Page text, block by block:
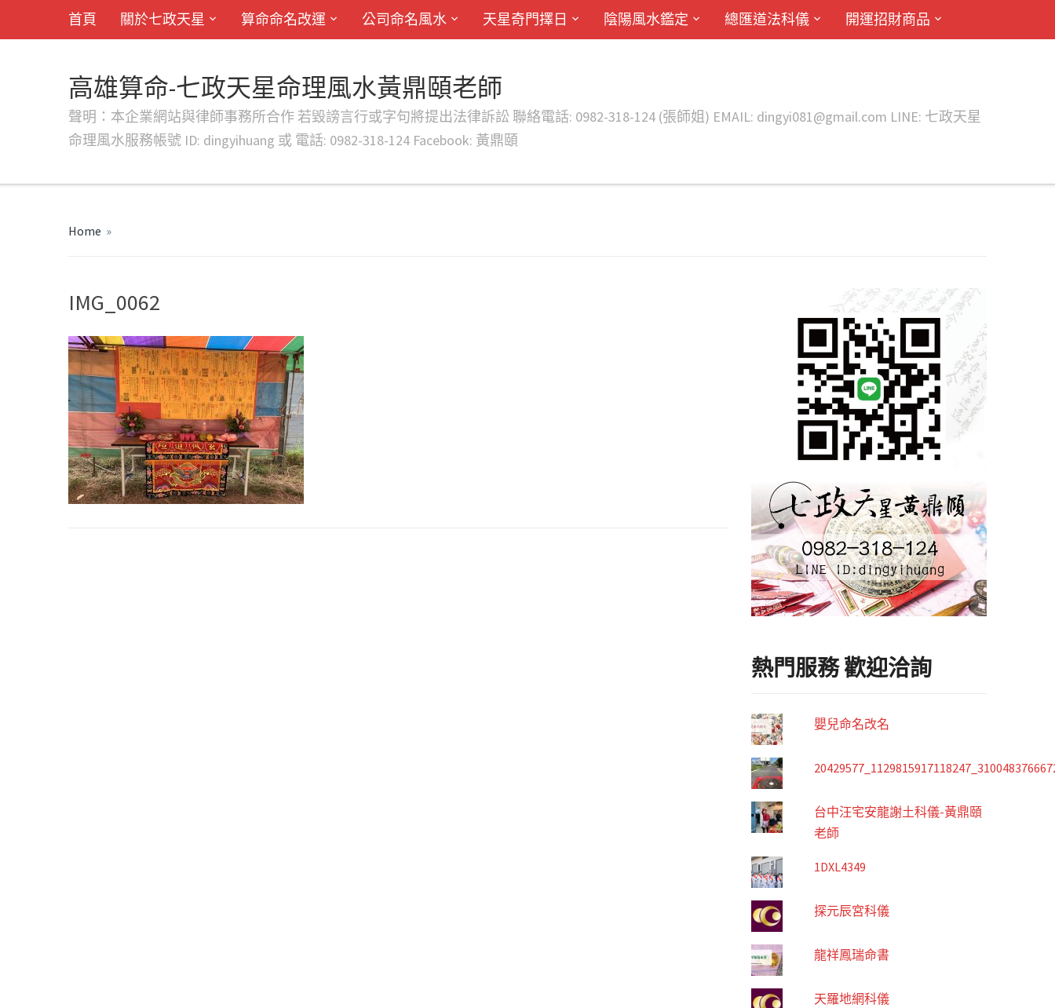
首頁 關於七政天星 算命命名改運 公司命名風水 天星奇門擇日 陰陽風水鑑定 總匯道法科儀 開運招財商品
高雄算命-七政天星命理風水黃鼎頤老師
聲明：本企業網站與律師事務所合作 若毀謗言行或字句將提出法律訴訟 聯絡電話: 0982-318-124 (張師姐) EMAIL: dingyi081@gmail.com LINE: 七政天星
命理風水服務帳號 ID: dingyihuang 或 電話: 0982-318-124 Facebook: 黃鼎頤
Home »
IMG_0062
熱門服務 歡迎洽詢
嬰兒命名改名
台中汪宅安龍謝土科儀-黃鼎頤
老師
1DXL4349
探元辰宮科儀
龍祥鳳瑞命書
天羅地網科儀